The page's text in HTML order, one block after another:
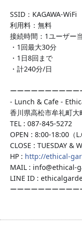
SSID：KAGAWA-WiFi
利用料：無料
接続時間：1ユーザー
・1回最大30分
・1日8回まで
・計240分/日
ーーーーーーーーー
- Lunch & Cafe -
香川県高松市牟礼町大
TEL : 087-845-5272
OPEN : 8:00-18:00（
CLOSE : TUESDAY &
HP : http://ethical-
MAIL : info@ethical-
LINE ID :
ーーーーーーーーー